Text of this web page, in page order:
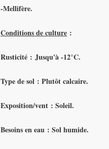
-Mellifère.
Conditions de culture :
Rusticité : Jusqu'à -12°C.
Type de sol : Plutôt calcaire.
Exposition/vent : Soleil.
Besoins en eau : Sol humide.